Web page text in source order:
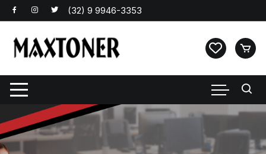
Pular
para
conteúdo